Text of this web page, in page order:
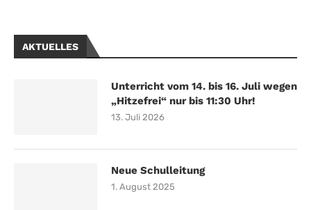
AKTUELLES
Unterricht vom 14. bis 16. Juli wegen
„Hitzefrei“ nur bis 11:30 Uhr!
13. Juli 2026
Neue Schulleitung
1. August 2025